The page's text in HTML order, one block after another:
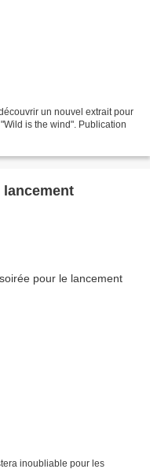
un nouvel extrait pour
is the wind". Publication
lancement
inoubliable pour les